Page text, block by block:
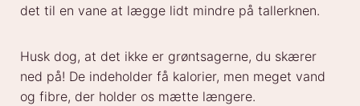
det til en vane at lægge lidt mindre på tallerknen.
Husk dog, at det ikke er grøntsagerne, du skærer
ned på! De indeholder få kalorier, men meget vand
og fibre, der holder os mætte længere.